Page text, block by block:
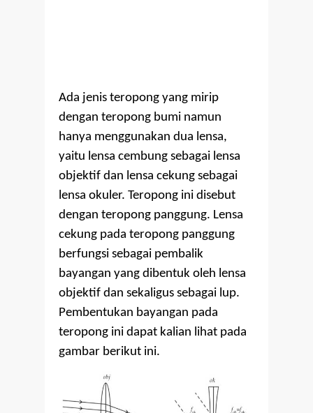
Ada jenis teropong yang mirip
dengan teropong bumi namun
hanya menggunakan dua lensa,
yaitu lensa cembung sebagai lensa
objektif dan lensa cekung sebagai
lensa okuler. Teropong ini disebut
dengan teropong panggung. Lensa
cekung pada teropong panggung
berfungsi sebagai pembalik
bayangan yang dibentuk oleh lensa
objektif dan sekaligus sebagai lup.
Pembentukan bayangan pada
teropong ini dapat kalian lihat pada
gambar berikut ini.